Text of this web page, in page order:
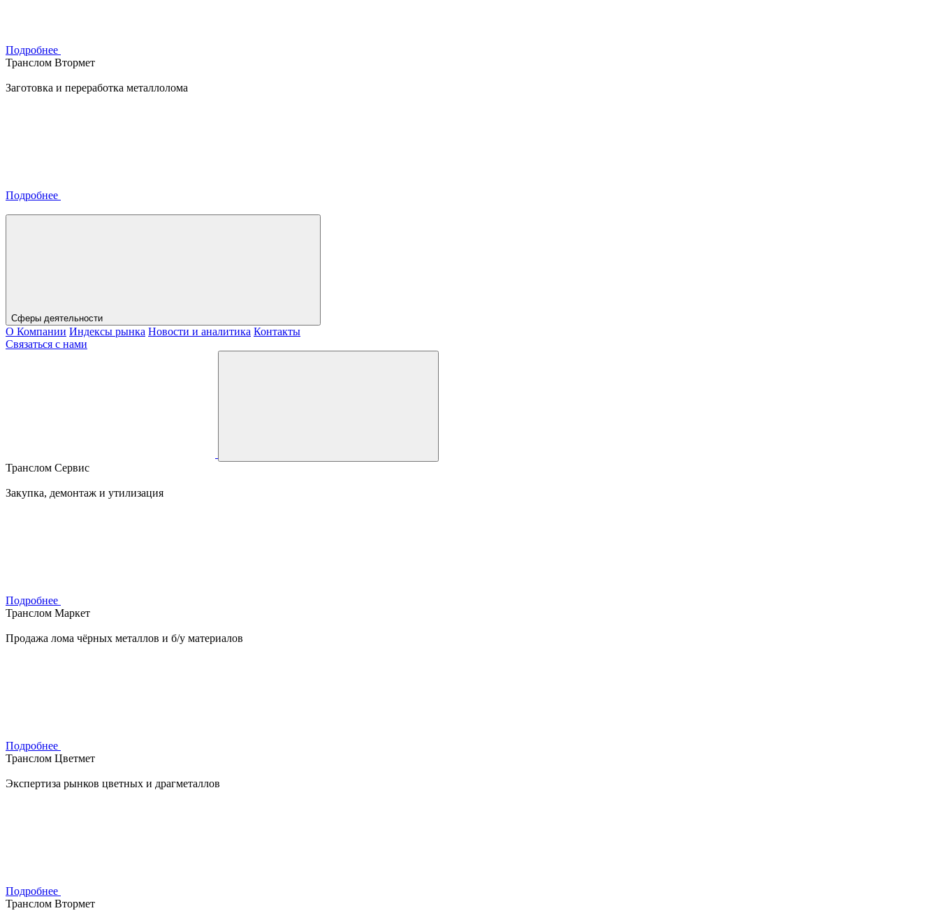
Подробнее
Транслом Втормет
Заготовка и переработка металлолома
Подробнее
Сферы деятельности
О Компании Индексы рынка Новости и аналитика Контакты
Связаться с нами
Транслом Сервис
Закупка, демонтаж и утилизация
Подробнее
Транслом Маркет
Продажа лома чёрных металлов и б/у материалов
Подробнее
Транслом Цветмет
Экспертиза рынков цветных и драгметаллов
Подробнее
Транслом Втормет